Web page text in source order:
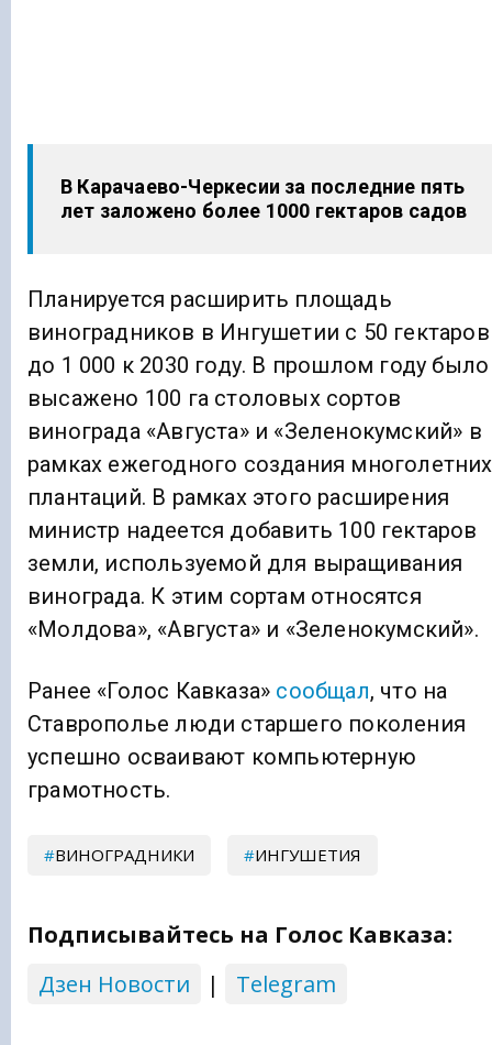
В Карачаево-Черкесии за последние пять
лет заложено более 1000 гектаров садов
Планируется расширить площадь
виноградников в Ингушетии с 50 гектаров
до 1 000 к 2030 году. В прошлом году было
высажено 100 га столовых сортов
винограда «Августа» и «Зеленокумский» в
рамках ежегодного создания многолетних
плантаций. В рамках этого расширения
министр надеется добавить 100 гектаров
земли, используемой для выращивания
винограда. К этим сортам относятся
«Молдова», «Августа» и «Зеленокумский».
Ранее «Голос Кавказа» сообщал, что на
Ставрополье люди старшего поколения
успешно осваивают компьютерную
грамотность.
ВИНОГРАДНИКИ ИНГУШЕТИЯ
Подписывайтесь на Голос Кавказа:
Дзен Новости
| Telegram